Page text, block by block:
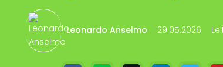
Leonardo Anselmo 29.05.2026